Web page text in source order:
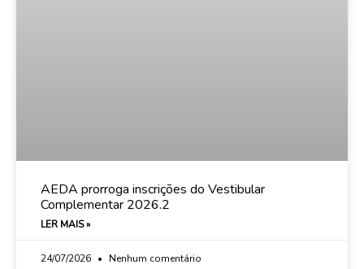
AEDA prorroga inscrições do Vestibular
Complementar 2026.2
LER MAIS »
24/07/2026 Nenhum comentário